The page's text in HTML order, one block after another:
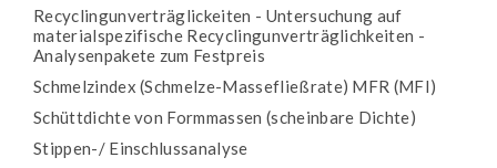
Recyclingunverträglickeiten - Untersuchung auf
materialspezifische Recyclingunverträglichkeiten -
Analysenpakete zum Festpreis
Schmelzindex (Schmelze-Massefließrate) MFR (MFI)
Schüttdichte von Formmassen (scheinbare Dichte)
Stippen-/ Einschlussanalyse